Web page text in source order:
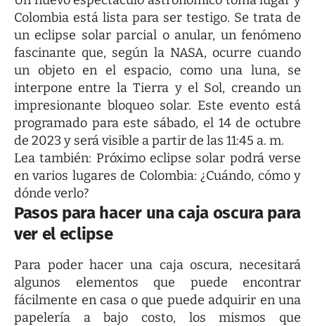
Colombia está lista para ser testigo. Se trata de
un eclipse solar parcial o anular, un fenómeno
fascinante que, según la NASA, ocurre cuando
un objeto en el espacio, como una luna, se
interpone entre la Tierra y el Sol, creando un
impresionante bloqueo solar. Este evento está
programado para este sábado, el 14 de octubre
de 2023 y será visible a partir de las 11:45 a. m.
Lea también: Próximo eclipse solar podrá verse
en varios lugares de Colombia: ¿Cuándo, cómo y
dónde verlo?
Pasos para hacer una caja oscura para
ver el eclipse
Para poder hacer una caja oscura, necesitará
algunos elementos que puede encontrar
fácilmente en casa o que puede adquirir en una
papelería a bajo costo, los mismos que